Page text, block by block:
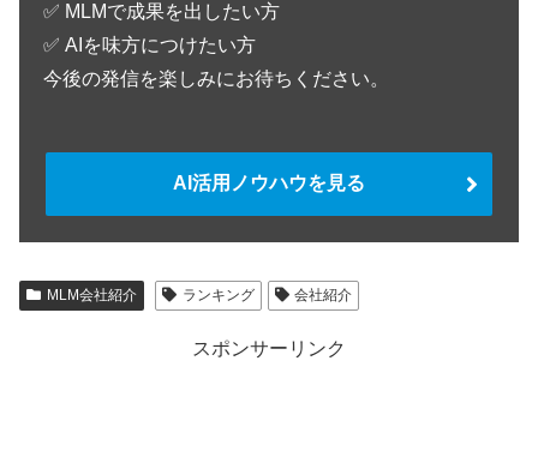
✅️ MLMで成果を出したい方
✅️ AIを味方につけたい方
今後の発信を楽しみにお待ちください。
AI活用ノウハウを見る
MLM会社紹介 ランキング 会社紹介
スポンサーリンク